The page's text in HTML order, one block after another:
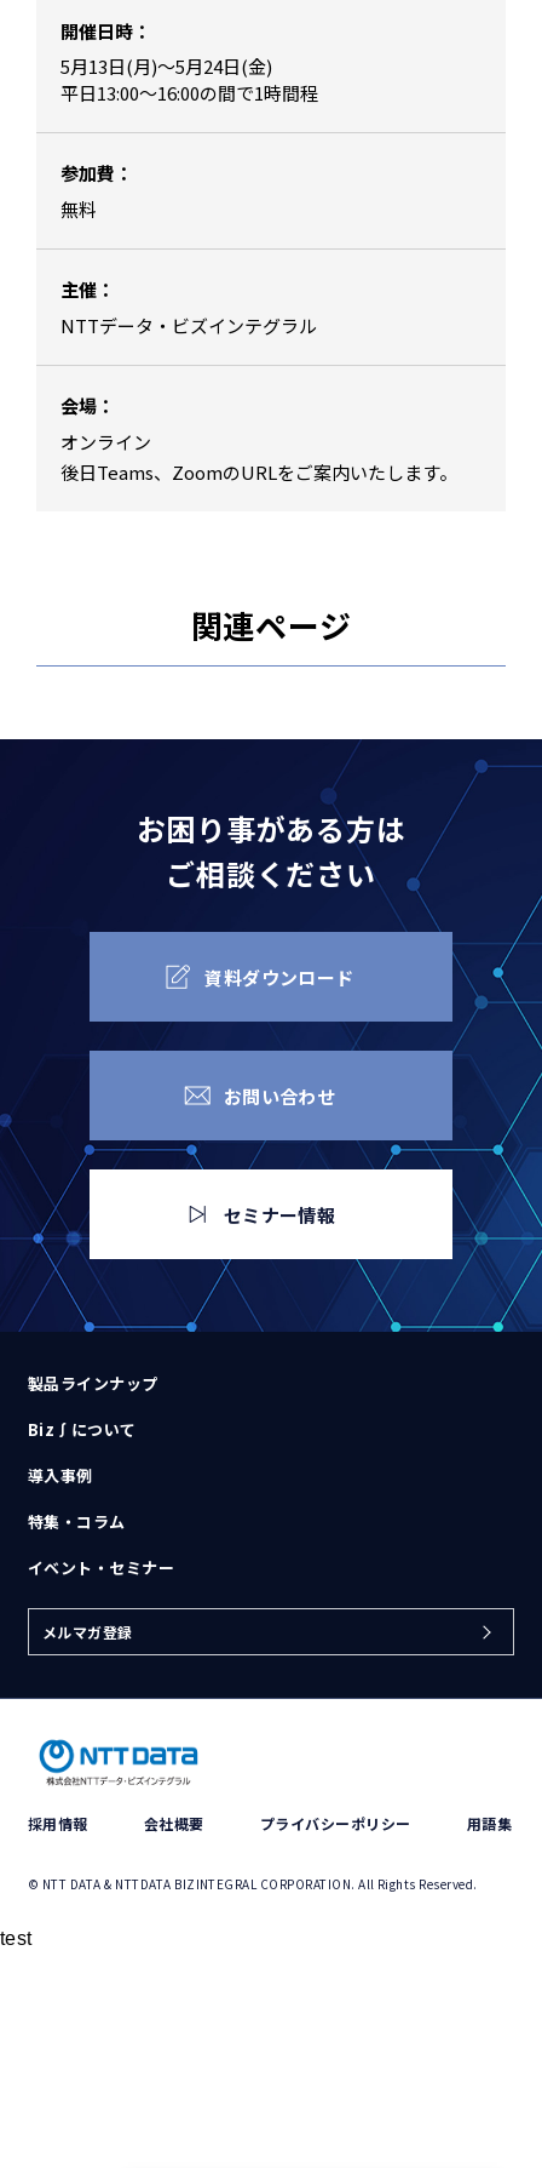
開催日時：
5月13日(月)～5月24日(金)
平日13:00～16:00の間で1時間程
参加費：
無料
主催：
NTTデータ・ビズインテグラル
会場：
オンライン
後日Teams、ZoomのURLをご案内いたします。
関連ページ
お困り事がある方は
ご相談ください
資料ダウンロード
お問い合わせ
セミナー情報
製品ラインナップ
Biz∫について
導入事例
特集・コラム
イベント・セミナー
メルマガ登録
採用情報 会社概要 プライバシーポリシー 用語集
© NTT DATA & NTTDATA BIZINTEGRAL CORPORATION. All Rights Reserved.
test